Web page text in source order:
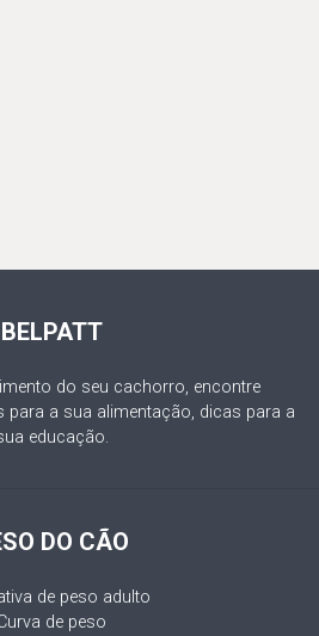
BELPATT
do seu cachorro, encontre
a sua alimentação, dicas para a
educação.
DO CÃO
de peso adulto
de peso